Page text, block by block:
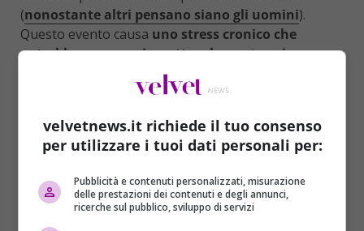
(nonostante altri pensano siano gli uomini).
Questo evento causa uno stress cronico che
potrebbe avere un impatto a lungo termine su
. Nello studio (condotto dal 1992 al
2010) si è visto che circa una persona su tre che si è
di probabilitàdi avere un attacco di cuore.
del77 per cento. Questo per quanto riguarda le
donne. Per gli uomini invece gli effetti sonomeno
velvetnews.it richiede il tuo consenso
per utilizzare i tuoi dati personali per:
Pubblicità e contenuti personalizzati, misurazione
delle prestazioni dei contenuti e degli annunci,
ricerche sul pubblico, sviluppo di servizi